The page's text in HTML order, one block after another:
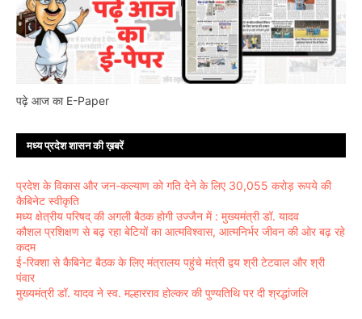
पढ़े आज का E-Paper
मध्य प्रदेश शासन की ख़बरें
प्रदेश के विकास और जन-कल्याण को गति देने के लिए 30,055 करोड़ रूपये की
कैबिनेट स्वीकृति
मध्य क्षेत्रीय परिषद् की अगली बैठक होगी उज्जैन में : मुख्यमंत्री डॉ. यादव
कौशल प्रशिक्षण से बढ़ रहा बेटियों का आत्मविश्वास, आत्मनिर्भर जीवन की ओर बढ़ रहे
कदम
ई-रिक्शा से कैबिनेट बैठक के लिए मंत्रालय पहुंचे मंत्री द्वय श्री टेटवाल और श्री
पंवार
मुख्यमंत्री डॉ. यादव ने स्व. मल्हारराव होल्कर की पुण्यतिथि पर दी श्रद्धांजलि